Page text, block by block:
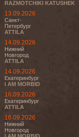
RAZMOTCHIKI KATUSHEK
13.09.2026
Санкт-
Петербург
ATTILA
14.09.2026
Нижний
Новгород
ATTILA
14.09.2026
Екатеринбург
I AM MORBID
16.09.2026
Екатеринбург
ATTILA
16.09.2026
Нижний
Новгород